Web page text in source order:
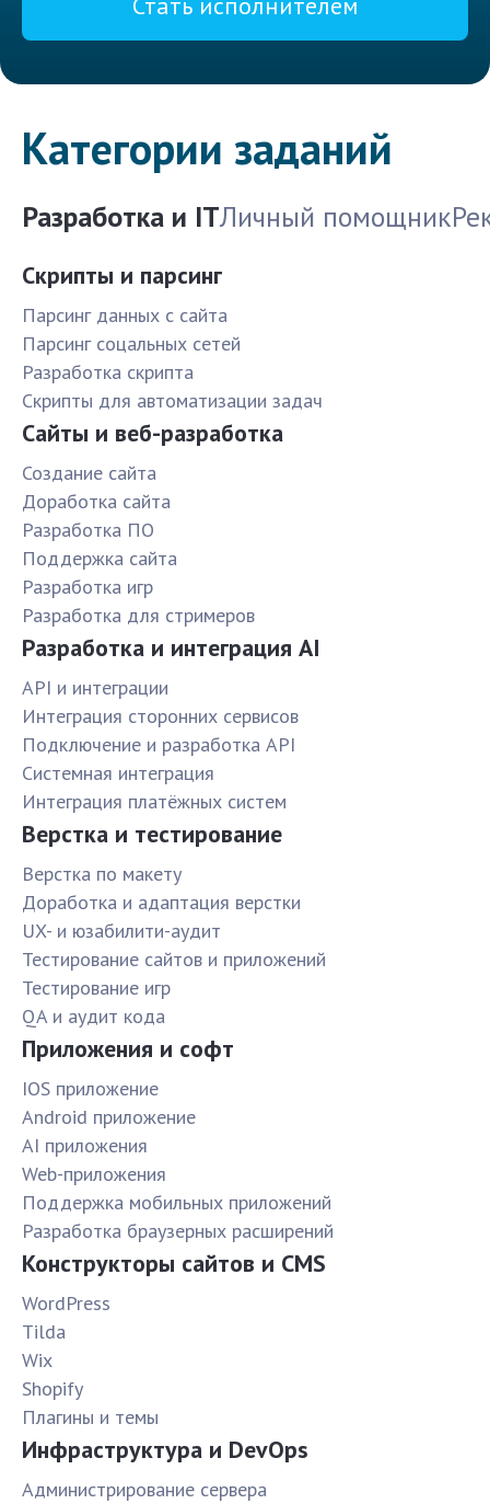
Категории заданий
Разработка и ITЛичный помощник
Скрипты и парсинг
Парсинг данных с сайта
Парсинг соцальных сетей
Разработка скрипта
Скрипты для автоматизации задач
Сайты и веб-разработка
Создание сайта
Доработка сайта
Разработка ПО
Поддержка сайта
Разработка игр
Разработка для стримеров
Разработка и интеграция AI
API и интеграции
Интеграция сторонних сервисов
Подключение и разработка API
Системная интеграция
Интеграция платёжных систем
Верстка и тестирование
Верстка по макету
Доработка и адаптация верстки
UX- и юзабилити-аудит
Тестирование сайтов и приложений
Тестирование игр
QA и аудит кода
Приложения и софт
IOS приложение
Android приложение
AI приложения
Web-приложения
Поддержка мобильных приложений
Разработка браузерных расширений
Конструкторы сайтов и CMS
WordPress
Tilda
Wix
Shopify
Плагины и темы
Инфраструктура и DevOps
Администрирование сервера